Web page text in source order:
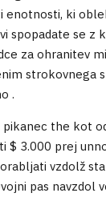
ki
se
za ohranitev
.
the kot
3.000 prej
vzdolž
pas navzdol